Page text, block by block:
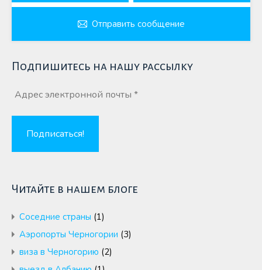
Отправить сообщение
Подпишитесь на нашу рассылку
Читайте в нашем блоге
Cоседние страны (1)
Аэропорты Черногории (3)
виза в Черногорию (2)